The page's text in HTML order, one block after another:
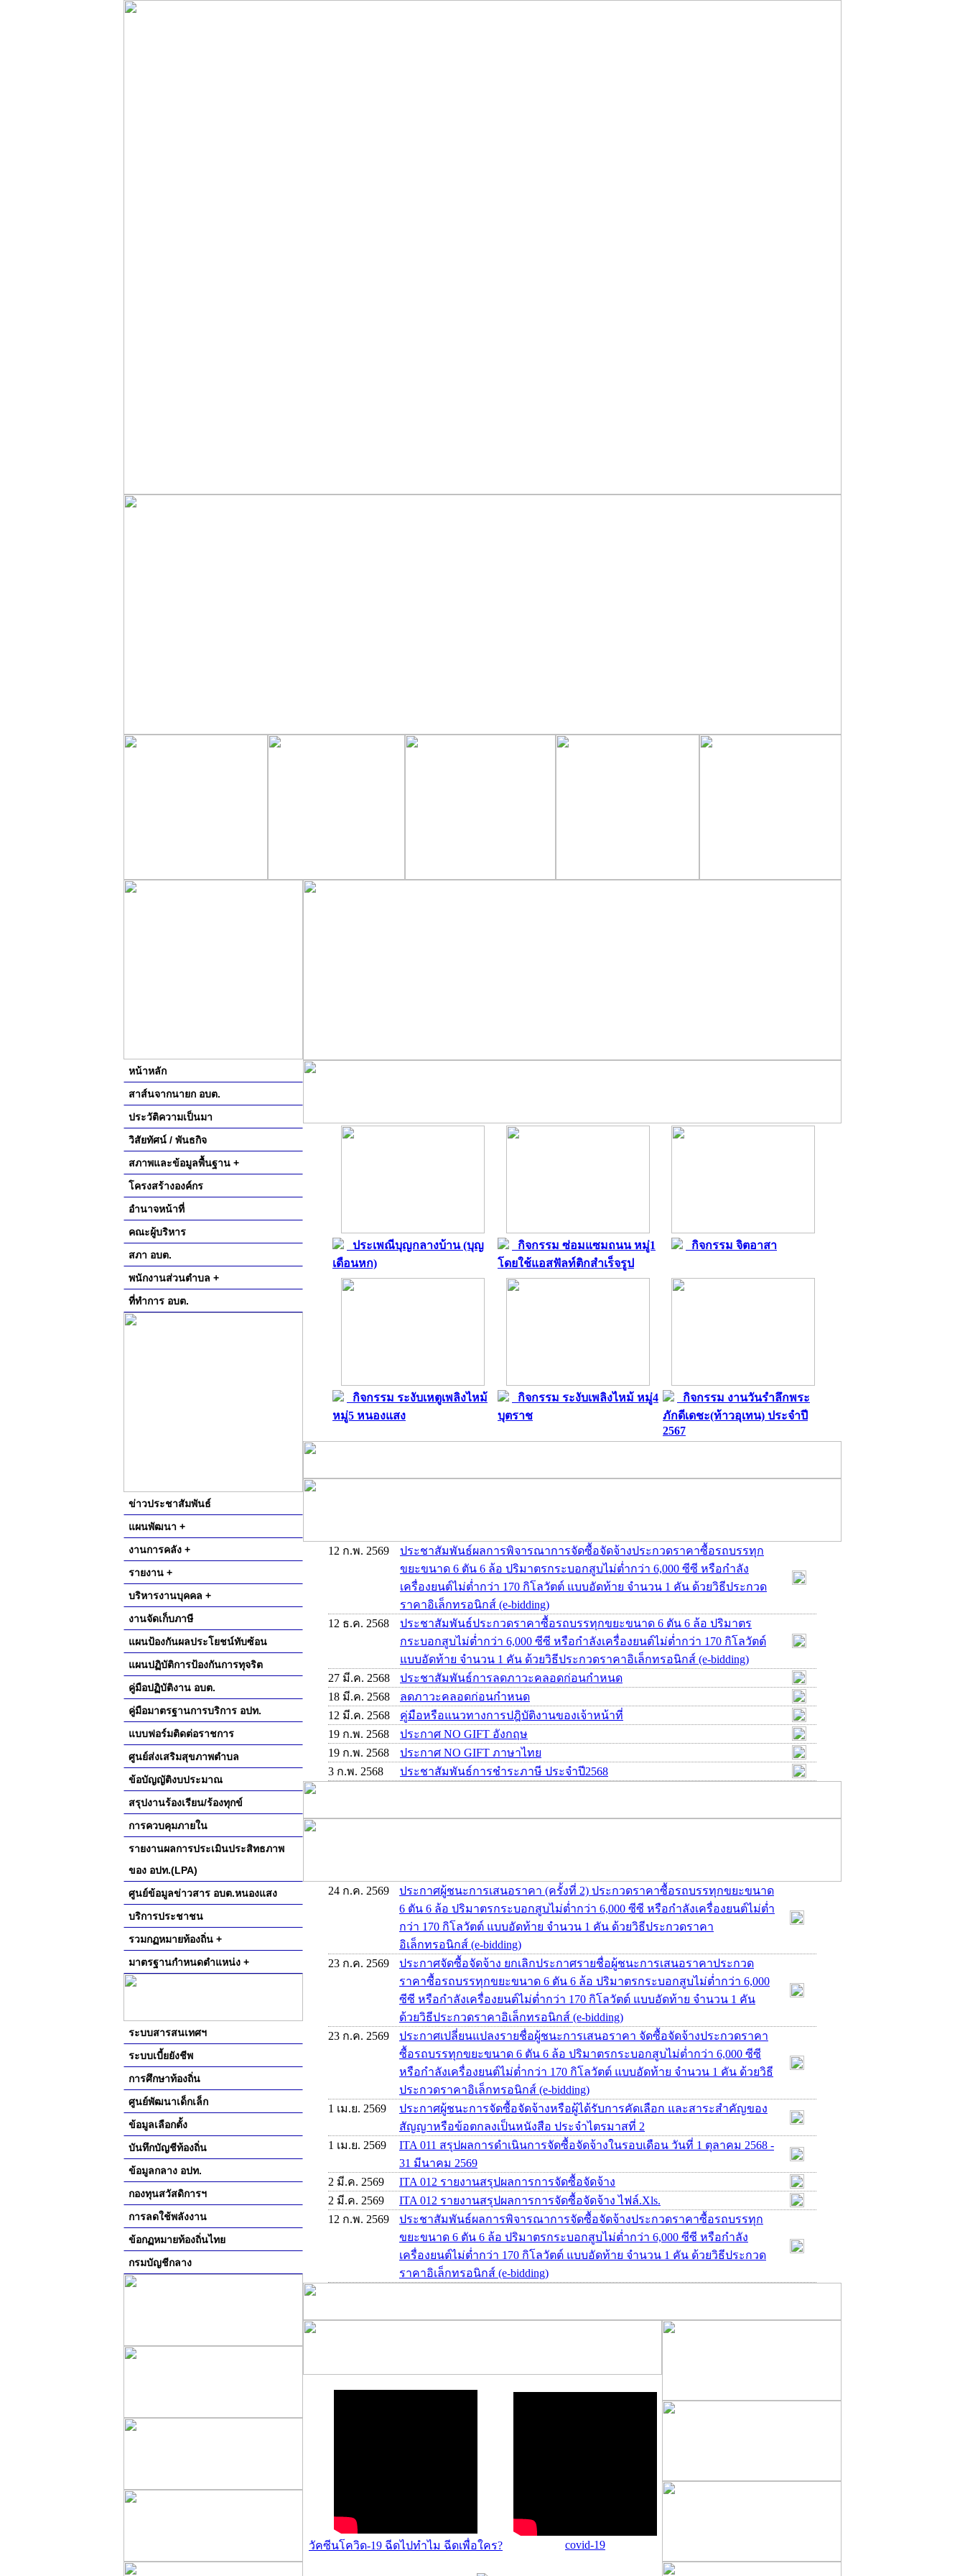
หน้าหลัก
สาส์นจากนายก อบต.
ประวัติความเป็นมา
วิสัยทัศน์ / พันธกิจ
สภาพและข้อมูลพื้นฐาน +
โครงสร้างองค์กร
อำนาจหน้าที่
คณะผู้บริหาร
สภา อบต.
พนักงานส่วนตำบล +
ที่ทำการ อบต.
ข่าวประชาสัมพันธ์
แผนพัฒนา +
งานการคลัง +
รายงาน +
บริหารงานบุคคล +
งานจัดเก็บภาษี
แผนป้องกันผลประโยชน์ทับซ้อน
แผนปฏิบัติการป้องกันการทุจริต
คู่มือปฏิบัติงาน อบต.
คู่มือมาตรฐานการบริการ อปท.
แบบฟอร์มติดต่อราชการ
ศูนย์ส่งเสริมสุขภาพตำบล
ข้อบัญญัติงบประมาณ
สรุปงานร้องเรียน/ร้องทุกข์
การควบคุมภายใน
รายงานผลการประเมินประสิทธภาพ
ของ อปท.(LPA)
ศูนย์ข้อมูลข่าวสาร อบต.หนองแสง
บริการประชาชน
รวมกฏหมายท้องถิ่น +
มาตรฐานกำหนดตำแหน่ง +
ระบบสารสนเทศฯ
ระบบเบี้ยยังชีพ
การศึกษาท้องถิ่น
ศูนย์พัฒนาเด็กเล็ก
ข้อมูลเลือกตั้ง
บันทึกบัญชีท้องถิ่น
ข้อมูลกลาง อปท.
กองทุนสวัสดิการฯ
การลดใช้พลังงาน
ข้อกฏหมายท้องถิ่นไทย
กรมบัญชีกลาง
ประเพณีบุญกลางบ้าน (บุญ
เดือนหก)
กิจกรรม ซ่อมแซมถนน หมู่1
โดยใช้แอสฟัลท์ติกสำเร็จรูป
กิจกรรม จิตอาสา
กิจกรรม ระงับเหตูเพลิงไหม้
หมู่5 หนองแสง
กิจกรรม ระงับเพลิงไหม้ หมู่4
บุตราช
กิจกรรม งานวันรำลึกพระ
ภักดีเดชะ(ท้าวอุเทน) ประจำปี
2567
12 ก.พ. 2569
ประชาสัมพันธ์ผลการพิจารณาการจัดซื้อจัดจ้างประกวดราคาซื้อรถบรรทุก
ขยะขนาด 6 ตัน 6 ล้อ ปริมาตรกระบอกสูบไม่ต่ำกว่า 6,000 ซีซี หรือกำลัง
เครื่องยนต์ไม่ต่ำกว่า 170 กิโลวัตต์ แบบอัดท้าย จำนวน 1 คัน ด้วยวิธีประกวด
ราคาอิเล็กทรอนิกส์ (e-bidding)
12 ธ.ค. 2568
ประชาสัมพันธ์ประกวดราคาซื้อรถบรรทุกขยะขนาด 6 ตัน 6 ล้อ ปริมาตร
กระบอกสูบไม่ต่ำกว่า 6,000 ซีซี หรือกำลังเครื่องยนต์ไม่ต่ำกว่า 170 กิโลวัตต์
แบบอัดท้าย จำนวน 1 คัน ด้วยวิธีประกวดราคาอิเล็กทรอนิกส์ (e-bidding)
27 มี.ค. 2568
ประชาสัมพันธ์การลดภาวะคลอดก่อนกำหนด
18 มี.ค. 2568
ลดภาวะคลอดก่อนกำหนด
12 มี.ค. 2568
คู่มือหรือแนวทางการปฎิบัติงานของเจ้าหน้าที่
19 ก.พ. 2568
ประกาศ NO GIFT อังกฤษ
19 ก.พ. 2568
ประกาศ NO GIFT ภาษาไทย
3 ก.พ. 2568
ประชาสัมพันธ์การชำระภาษี ประจำปี2568
24 ก.ค. 2569
ประกาศผู้ชนะการเสนอราคา (ครั้งที่ 2) ประกวดราคาซื้อรถบรรทุกขยะขนาด
6 ตัน 6 ล้อ ปริมาตรกระบอกสูบไม่ต่ำกว่า 6,000 ซีซี หรือกำลังเครื่องยนต์ไม่ต่ำ
กว่า 170 กิโลวัตต์ แบบอัดท้าย จำนวน 1 คัน ด้วยวิธีประกวดราคา
อิเล็กทรอนิกส์ (e-bidding)
23 ก.ค. 2569
ประกาศจัดซื้อจัดจ้าง ยกเลิกประกาศรายชื่อผู้ชนะการเสนอราคาประกวด
ราคาซื้อรถบรรทุกขยะขนาด 6 ตัน 6 ล้อ ปริมาตรกระบอกสูบไม่ต่ำกว่า 6,000
ซีซี หรือกำลังเครื่องยนต์ไม่ต่ำกว่า 170 กิโลวัตต์ แบบอัดท้าย จำนวน 1 คัน
ด้วยวิธีประกวดราคาอิเล็กทรอนิกส์ (e-bidding)
23 ก.ค. 2569
ประกาศเปลี่ยนแปลงรายชื่อผู้ชนะการเสนอราคา จัดซื้อจัดจ้างประกวดราคา
ซื้อรถบรรทุกขยะขนาด 6 ตัน 6 ล้อ ปริมาตรกระบอกสูบไม่ต่ำกว่า 6,000 ซีซี
หรือกำลังเครื่องยนต์ไม่ต่ำกว่า 170 กิโลวัตต์ แบบอัดท้าย จำนวน 1 คัน ด้วยวิธี
ประกวดราคาอิเล็กทรอนิกส์ (e-bidding)
1 เม.ย. 2569
ประกาศผู้ชนะการจัดซื้อจัดจ้างหรือผู้ได้รับการคัดเลือก และสาระสำคัญของ
สัญญาหรือข้อตกลงเป็นหนังสือ ประจำไตรมาสที่ 2
1 เม.ย. 2569
ITA 011 สรุปผลการดำเนินการจัดซื้อจัดจ้างในรอบเดือน วันที่ 1 ตุลาคม 2568 -
31 มีนาคม 2569
2 มี.ค. 2569
ITA 012 รายงานสรุปผลการการจัดซื้อจัดจ้าง
2 มี.ค. 2569
ITA 012 รายงานสรุปผลการการจัดซื้อจัดจ้าง ไฟล์.Xls.
12 ก.พ. 2569
ประชาสัมพันธ์ผลการพิจารณาการจัดซื้อจัดจ้างประกวดราคาซื้อรถบรรทุก
ขยะขนาด 6 ตัน 6 ล้อ ปริมาตรกระบอกสูบไม่ต่ำกว่า 6,000 ซีซี หรือกำลัง
เครื่องยนต์ไม่ต่ำกว่า 170 กิโลวัตต์ แบบอัดท้าย จำนวน 1 คัน ด้วยวิธีประกวด
ราคาอิเล็กทรอนิกส์ (e-bidding)
วัคซีนโควิด-19 ฉีดไปทำไม ฉีดเพื่อใคร? covid-19